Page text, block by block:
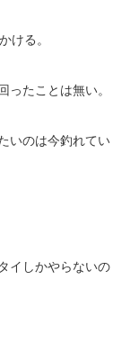
ける。
ったことは無い。
いのは今釣れてい
イしかやらないの